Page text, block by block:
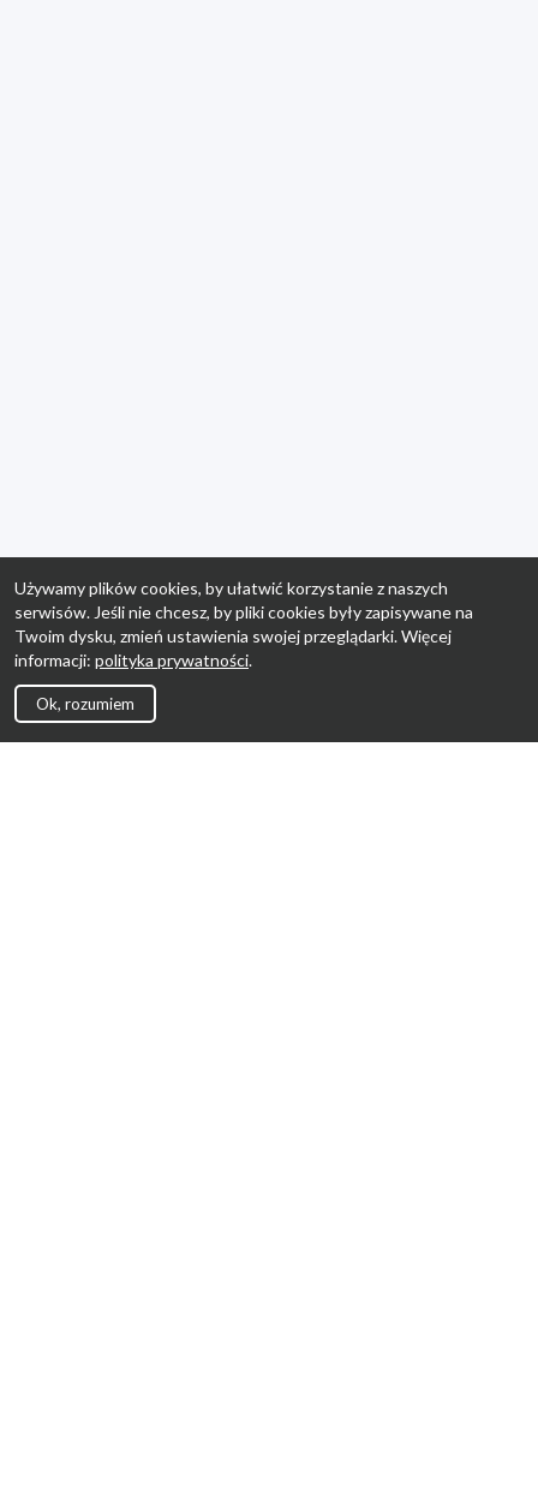
Używamy plików cookies, by ułatwić korzystanie z naszych
serwisów. Jeśli nie chcesz, by pliki cookies były zapisywane na
Twoim dysku, zmień ustawienia swojej przeglądarki. Więcej
informacji: polityka prywatności.
Ok, rozumiem